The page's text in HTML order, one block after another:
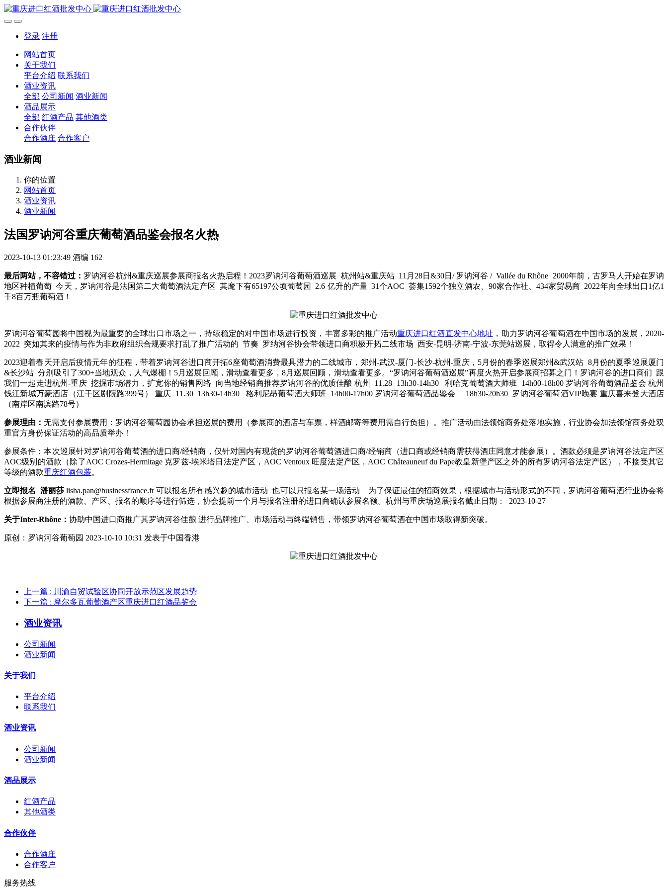
登录 注册
网站首页
关于我们
平台介绍 联系我们
酒业资讯
全部 公司新闻 酒业新闻
酒品展示
全部 红酒产品 其他酒类
合作伙伴
合作酒庄 合作客户
酒业新闻
你的位置
网站首页
酒业资讯
酒业新闻
法国罗讷河谷重庆葡萄酒品鉴会报名火热
2023-10-13 01:23:49 酒编 162
最后两站，不容错过： 罗讷河谷杭州&重庆巡展参展商报名火热启程！2023罗讷河谷葡萄酒巡展 杭州站&重庆站 11月28日&30日/ 罗讷河谷 / Vallée du Rhône 2000年前，古罗马人开始在罗讷
地区种植葡萄 今天，罗讷河谷是法国第二大葡萄酒法定产区 其麾下有65197公顷葡萄园 2.6 亿升的产量 31个AOC 荟集1592个独立酒农、90家合作社、434家贸易商 2022年向全球出口1亿1
千8百万瓶葡萄酒！
罗讷河谷葡萄园将中国视为最重要的全球出口市场之一，持续稳定的对中国市场进行投资，丰富多彩的推广活动重庆进口红酒直发中心地址 ，助力罗讷河谷葡萄酒在中国市场的发展，2020-
2022 突如其来的疫情与作为非政府组织合规要求打乱了推广活动的 节奏 罗纳河谷协会带领进口商积极开拓二线市场 西安-昆明-济南-宁波-东莞站巡展，取得令人满意的推广效果！
2023迎着春天开启后疫情元年的征程，带着罗讷河谷进口商开拓6座葡萄酒消费最具潜力的二线城市，郑州-武汉-厦门-长沙-杭州-重庆，5月份的春季巡展郑州&武汉站 8月份的夏季巡展厦门
&长沙站 分别吸引了300+当地观众，人气爆棚！5月巡展回顾，滑动查看更多，8月巡展回顾，滑动查看更多。“罗讷河谷葡萄酒巡展”再度火热开启参展商招募之门！罗讷河谷的进口商们 跟
我们一起走进杭州-重庆 挖掘市场潜力，扩宽你的销售网络 向当地经销商推荐罗讷河谷的优质佳酿 杭州 11.28 13h30-14h30 利哈克葡萄酒大师班 14h00-18h00 罗讷河谷葡萄酒品鉴会 杭州
钱江新城万豪酒店（江干区剧院路399号） 重庆 11.30 13h30-14h30 格利尼昂葡萄酒大师班 14h00-17h00 罗讷河谷葡萄酒品鉴会 18h30-20h30 罗讷河谷葡萄酒VIP晚宴 重庆喜来登大酒店
（南岸区南滨路78号）
参展理由： 无需支付参展费用：罗讷河谷葡萄园协会承担巡展的费用（参展商的酒店与车票，样酒邮寄等费用需自行负担）。推广活动由法领馆商务处落地实施，行业协会加法领馆商务处双
重官方身份保证活动的高品质举办！
参展条件：本次巡展针对罗讷河谷葡萄酒的进口商/经销商，仅针对国内有现货的罗讷河谷葡萄酒进口商/经销商（进口商或经销商需获得酒庄同意才能参展）。酒款必须是罗讷河谷法定产区
AOC级别的酒款（除了AOC Crozes-Hermitage 克罗兹-埃米塔日法定产区，AOC Ventoux 旺度法定产区，AOC Châteauneuf du Pape教皇新堡产区之外的所有罗讷河谷法定产区），不接受其它
等级的酒款重庆红酒包装。
立即报名 潘丽莎lisha.pan@businessfrance.fr 可以报名所有感兴趣的城市活动 也可以只报名某一场活动 为了保证最佳的招商效果，根据城市与活动形式的不同，罗讷河谷葡萄酒行业协会将
根据参展商注册的酒款、产区、报名的顺序等进行筛选，协会提前一个月与报名注册的进口商确认参展名额。杭州与重庆场巡展报名截止日期： 2023-10-27
关于Inter-Rhône： 协助中国进口商推广其罗讷河谷佳酿 进行品牌推广、市场活动与终端销售，带领罗讷河谷葡萄酒在中国市场取得新突破。
原创：罗讷河谷葡萄园 2023-10-10 10:31 发表于中国香港
上一篇 : 川渝自贸试验区协同开放示范区发展趋势
下一篇 : 摩尔多瓦葡萄酒产区重庆进口红酒品鉴会
酒业资讯
公司新闻
酒业新闻
关于我们
平台介绍
联系我们
酒业资讯
公司新闻
酒业新闻
酒品展示
红酒产品
其他酒类
合作伙伴
合作酒庄
合作客户
服务热线